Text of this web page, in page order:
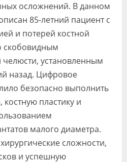
осложнений. В данном
85-летний пациент с
и потерей костной
скобовидным
установленным
назад. Цифровое
безопасно выполнить
пластику и
малого диаметра.
сложности,
и успешную